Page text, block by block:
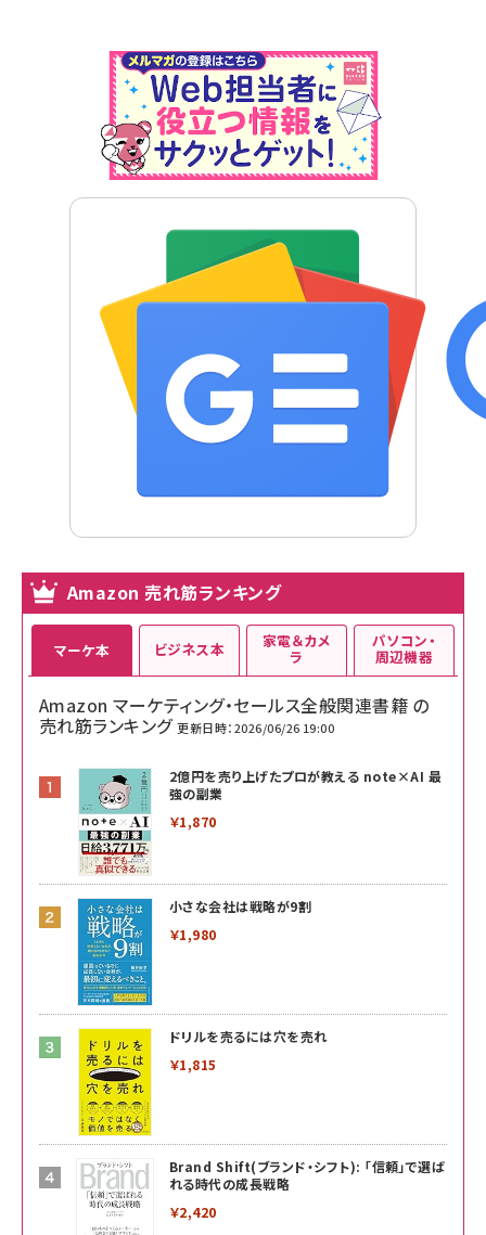
Amazon 売れ筋ランキング
マーケ本
Amazon マーケティング・セールス全般関連書籍 の
売れ筋ランキング 更新日時：2026/06/26 19:00
2億円を売り上げたプロが教える note×AI 最
強の副業
￥1,870
小さな会社は戦略が9割
￥1,980
ドリルを売るには穴を売れ
￥1,815
Brand Shift(ブランド・シフト): 「信頼」で選ば
れる時代の成長戦略
￥2,420
ビジネス本 家電＆カメ
ラ
パソコン・
周辺機器